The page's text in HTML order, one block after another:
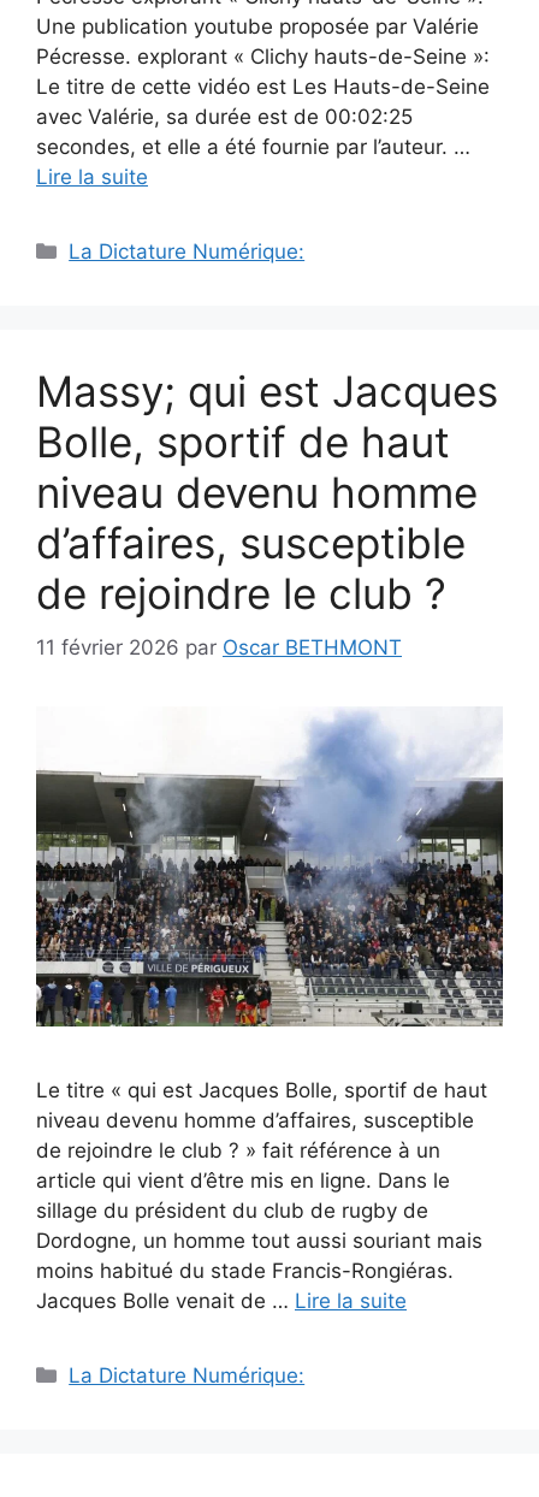
Une publication youtube proposée par Valérie
Pécresse. explorant « Clichy hauts-de-Seine »:
Le titre de cette vidéo est Les Hauts-de-Seine
avec Valérie, sa durée est de 00:02:25
secondes, et elle a été fournie par l’auteur. …
Lire la suite
Catégories
La Dictature Numérique:
Massy; qui est Jacques
Bolle, sportif de haut
niveau devenu homme
d’affaires, susceptible
de rejoindre le club ?
11 février 2026 par Oscar BETHMONT
Le titre « qui est Jacques Bolle, sportif de haut
niveau devenu homme d’affaires, susceptible
de rejoindre le club ? » fait référence à un
article qui vient d’être mis en ligne. Dans le
sillage du président du club de rugby de
Dordogne, un homme tout aussi souriant mais
moins habitué du stade Francis-Rongiéras.
Jacques Bolle venait de … Lire la suite
Catégories
La Dictature Numérique: